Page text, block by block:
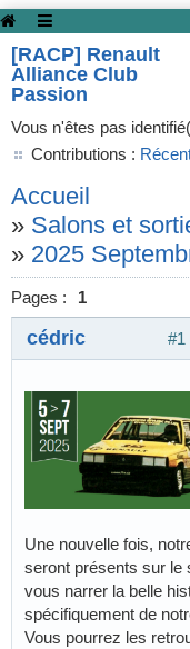
[RACP] Renault
Alliance Club
Passion
Vous n'êtes pas
Contributions :
Accueil
» Salons et
» 2025
Pages : 1
#1
cédric
Une nouvelle fois,
seront présents sur le
vous narrer la belle
spécifiquement de
Vous pourrez les